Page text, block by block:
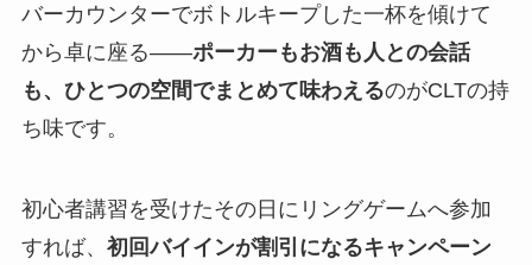
バーカウンターでボトルキープした一杯を傾けて
から卓に座る——ポーカーもお酒も人との会話
も、ひとつの空間でまとめて味わえるのがCLTの持
ち味です。
初心者講習を受けたその日にリングゲームへ参加
すれば、 初回バイインが割引になるキャンペーン